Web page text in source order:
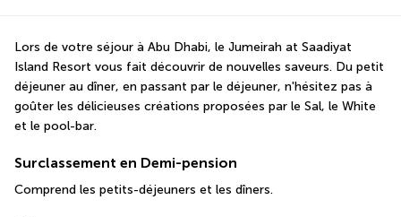
Lors de votre séjour à Abu Dhabi, le Jumeirah at Saadiyat
Island Resort vous fait découvrir de nouvelles saveurs. Du petit
déjeuner au dîner, en passant par le déjeuner, n'hésitez pas à
goûter les délicieuses créations proposées par le Sal, le White
et le pool-bar.
Surclassement en Demi-pension
Comprend les petits-déjeuners et les dîners.